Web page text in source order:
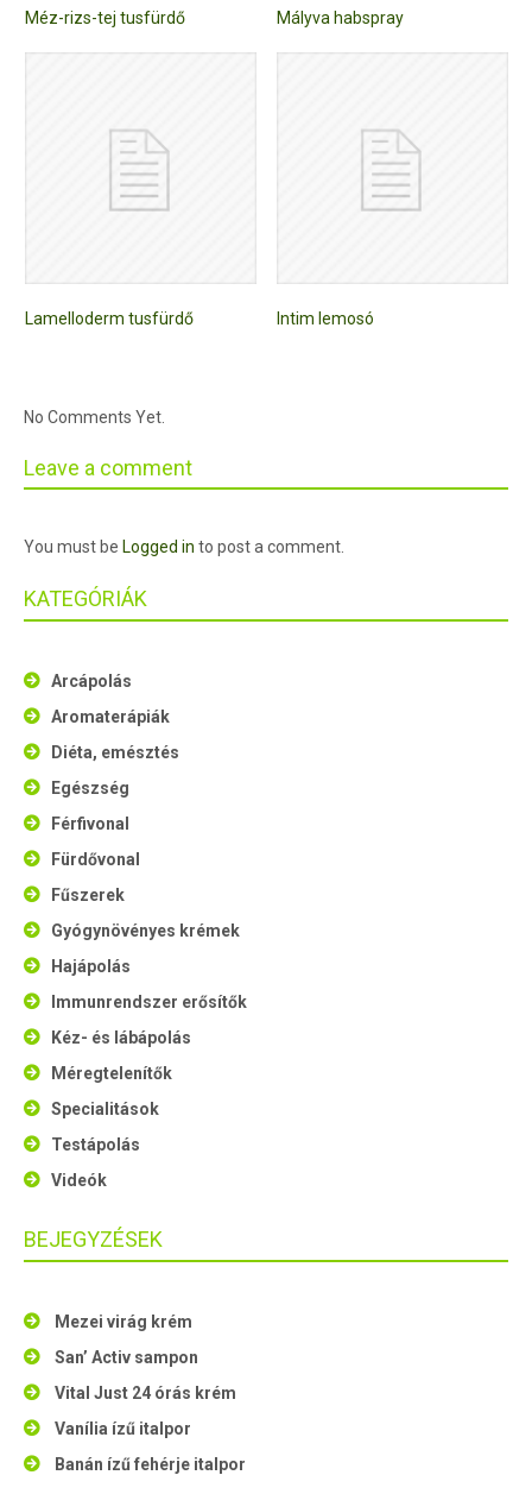
Méz-rizs-tej tusfürdő Mályva habspray
Lamelloderm tusfürdő Intim lemosó
No Comments Yet.
Leave a comment
You must be Logged in to post a comment.
KATEGÓRIÁK
Arcápolás
Aromaterápiák
Diéta, emésztés
Egészség
Férfivonal
Fürdővonal
Fűszerek
Gyógynövényes krémek
Hajápolás
Immunrendszer erősítők
Kéz- és lábápolás
Méregtelenítők
Specialitások
Testápolás
Videók
BEJEGYZÉSEK
Mezei virág krém
San’ Activ sampon
Vital Just 24 órás krém
Vanília ízű italpor
Banán ízű fehérje italpor